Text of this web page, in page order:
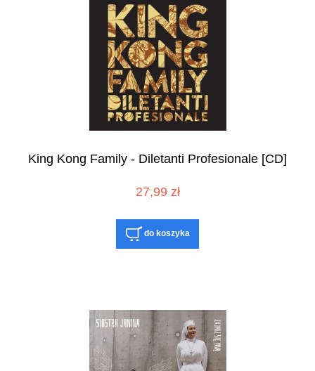
King Kong Family - Diletanti Profesionale [CD]
27,99 zł
do koszyka